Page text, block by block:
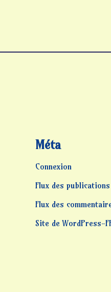
Méta
Connexion
Flux des publications
Flux des
Site de WordPress-